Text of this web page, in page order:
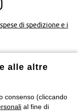
di spedizione e i
dei cookie
recesso
alle altre
consenso (cliccando
al fine di